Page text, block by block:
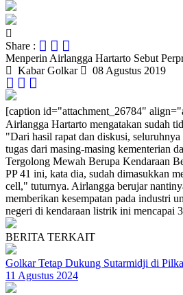
Share :
Menperin Airlangga Hartarto Sebut
Kabar Golkar
08 Agustus 2019
[caption id="attachment_26784"
Airlangga Hartarto mengatakan sudah
"Dari hasil rapat dan diskusi,
tugas dari masing-masing kementerian
Tergolong Mewah Berupa Kendaraan
PP 41 ini, kata dia, sudah dimasukkan
cell," tuturnya. Airlangga berujar
memberikan kesempatan pada industri
negeri di kendaraan listrik ini mencapai
BERITA TERKAIT
Golkar Tetap Dukung Sutarmidji di
11 Agustus 2024